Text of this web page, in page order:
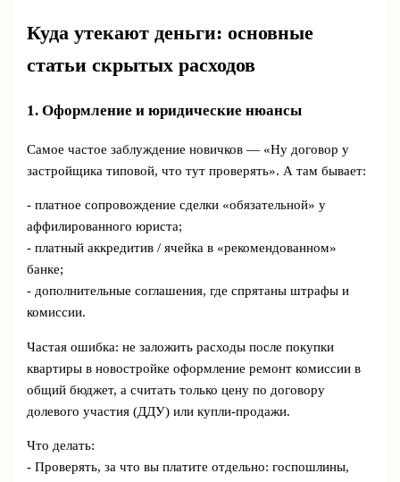
Куда утекают деньги: основные
статьи скрытых расходов
1. Оформление и юридические нюансы
Самое частое заблуждение новичков — «Ну договор у
застройщика типовой, что тут проверять». А там бывает:
- платное сопровождение сделки «обязательной» у
аффилированного юриста;
- платный аккредитив / ячейка в «рекомендованном»
банке;
- дополнительные соглашения, где спрятаны штрафы и
комиссии.
Частая ошибка: не заложить расходы после покупки
квартиры в новостройке оформление ремонт комиссии в
общий бюджет, а считать только цену по договору
долевого участия (ДДУ) или купли-продажи.
Что делать:
- Проверять, за что вы платите отдельно: госпошлины,